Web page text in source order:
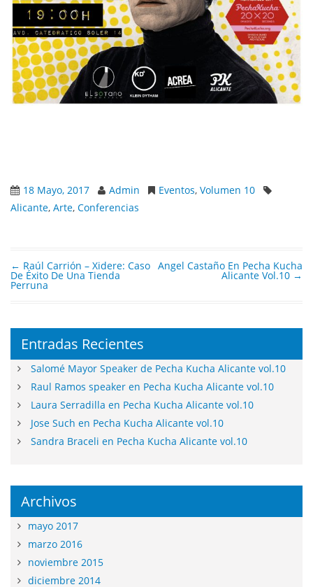
18 Mayo, 2017 Admin Eventos, Volumen 10
Alicante, Arte, Conferencias
Post navigation
← Raúl Carrión – Xidere: Caso
De Éxito De Una Tienda
Perruna
Angel Castaño En Pecha Kucha
Alicante Vol.10 →
Entradas Recientes
Salomé Mayor Speaker de Pecha Kucha Alicante vol.10
Raul Ramos speaker en Pecha Kucha Alicante vol.10
Laura Serradilla en Pecha Kucha Alicante vol.10
Jose Such en Pecha Kucha Alicante vol.10
Sandra Braceli en Pecha Kucha Alicante vol.10
Archivos
mayo 2017
marzo 2016
noviembre 2015
diciembre 2014